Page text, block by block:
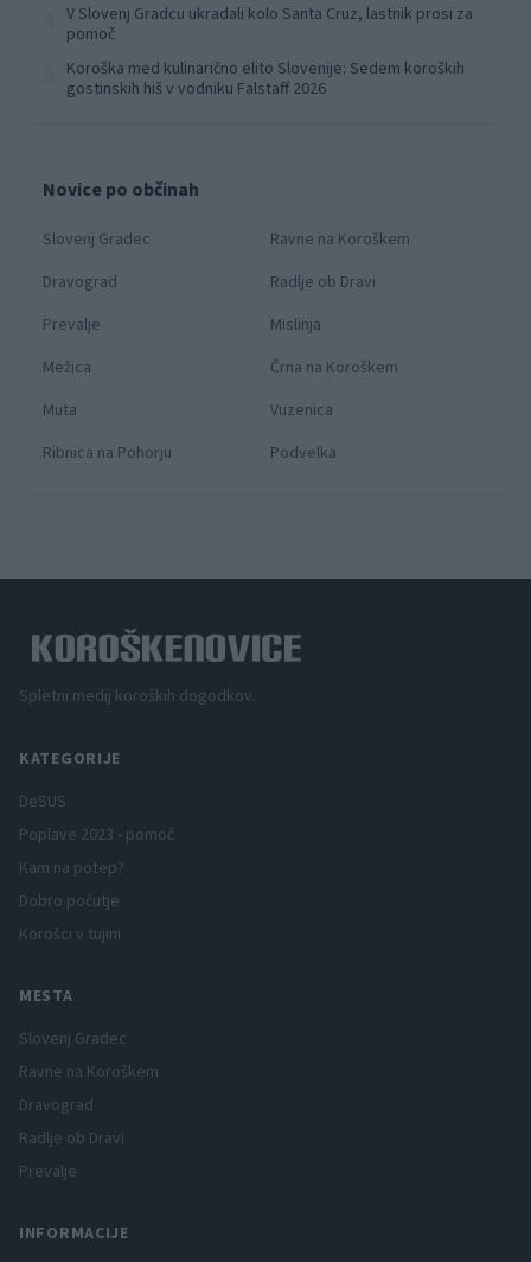
V Slovenj Gradcu ukradali kolo Santa Cruz, lastnik prosi za
pomoč
Koroška med kulinarično elito Slovenije: Sedem koroških
gostinskih hiš v vodniku Falstaff 2026
Novice po občinah
Slovenj Gradec
Ravne na Koroškem
Dravograd
Radlje ob Dravi
Prevalje
Mislinja
Mežica
Črna na Koroškem
Muta
Vuzenica
Ribnica na Pohorju
Podvelka
Spletni medij koroških dogodkov.
KATEGORIJE
DeSUS
Poplave 2023 - pomoč
Kam na potep?
Dobro počutje
Korošci v tujini
MESTA
Slovenj Gradec
Ravne na Koroškem
Dravograd
Radlje ob Dravi
Prevalje
INFORMACIJE